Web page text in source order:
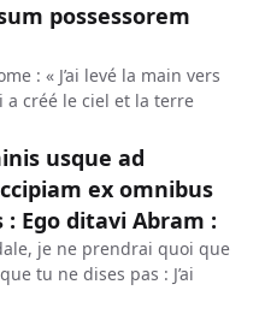
possessorem
: « J’ai levé la main vers
a créé le ciel et la terre
usque ad
ex omnibus
Ego ditavi Abram :
je ne prendrai quoi que
tu ne dises pas : J’ai